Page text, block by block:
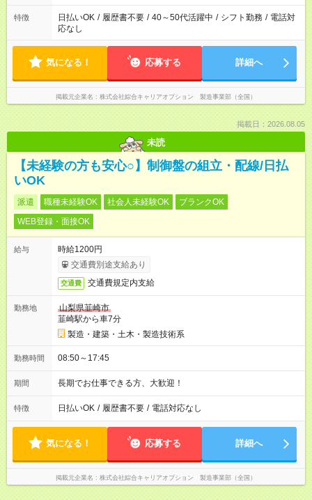
特徴 日払いOK / 履歴書不要 / 40～50代活躍中 / シフト勤務 / 電話対
応なし
気になる！ 応募する 詳細へ
掲載元企業名 株式会社綜合キャリアオプション 製造事業部（全国）
掲載日：2026.08.05
未読
【未経験の方も安心○】制御盤の組立・配線/日払
いOK
派遣 職種未経験OK 社会人未経験OK
ブランクOK
WEB登録・面接OK
給与
時給1200円
交通費別途支給あり
交通費 交通費規定内支給
勤務地
山梨県韮崎市
韮崎駅から車7分
製造・建築・土木・製造技術系
勤務時間 08:50～17:45
期間 長期でお仕事できる方、大歓迎！
特徴 日払いOK / 履歴書不要 / 電話対応なし
気になる！ 応募する 詳細へ
掲載元企業名 株式会社綜合キャリアオプション 製造事業部（全国）